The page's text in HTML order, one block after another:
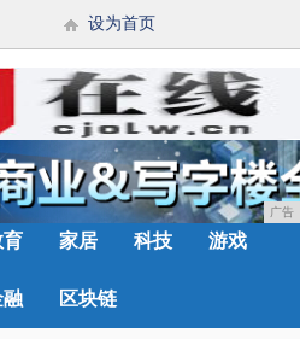
设为首页
广告
育 家居 科技 游戏
融 区块链